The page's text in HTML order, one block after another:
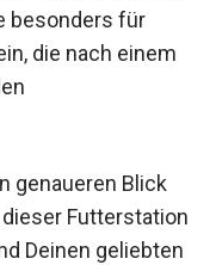
besonders für
die nach einem
genaueren Blick
Futterstation
Deinen geliebten